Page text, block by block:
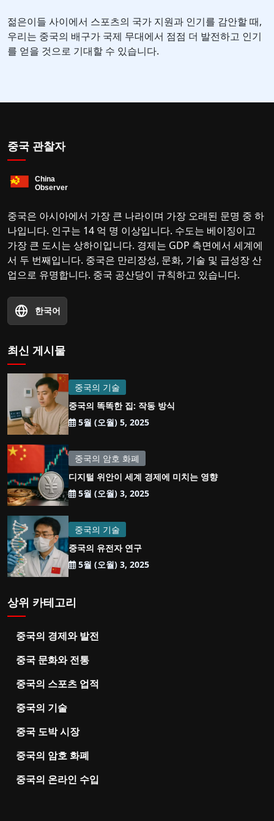
젊은이들 사이에서 스포츠의 국가 지원과 인기를 감안할 때,
우리는 중국의 배구가 국제 무대에서 점점 더 발전하고 인기
를 얻을 것으로 기대할 수 있습니다.
중국 관찰자
중국은 아시아에서 가장 큰 나라이며 가장 오래된 문명 중 하
나입니다. 인구는 14 억 명 이상입니다. 수도는 베이징이고
가장 큰 도시는 상하이입니다. 경제는 GDP 측면에서 세계에
서 두 번째입니다. 중국은 만리장성, 문화, 기술 및 급성장 산
업으로 유명합니다. 중국 공산당이 규칙하고 있습니다.
한국어
최신 게시물
중국의 기술
중국의 똑똑한 집: 작동 방식
5월 (오월) 5, 2025
중국의 암호 화폐
디지털 위안이 세계 경제에 미치는 영향
5월 (오월) 3, 2025
중국의 기술
중국의 유전자 연구
5월 (오월) 3, 2025
상위 카테고리
중국의 경제와 발전
중국 문화와 전통
중국의 스포츠 업적
중국의 기술
중국 도박 시장
중국의 암호 화폐
중국의 온라인 수입